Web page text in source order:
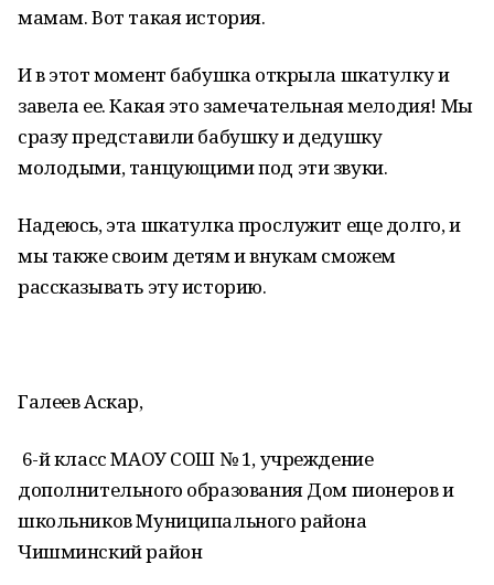
мамам. Вот такая история.
И в этот момент бабушка открыла шкатулку и
завела ее. Какая это замечательная мелодия! Мы
сразу представили бабушку и дедушку
молодыми, танцующими под эти звуки.
Надеюсь, эта шкатулка прослужит еще долго, и
мы также своим детям и внукам сможем
рассказывать эту историю.
Галеев Аскар,
6-й класс МАОУ СОШ № 1, учреждение
дополнительного образования Дом пионеров и
школьников Муниципального района
Чишминский район